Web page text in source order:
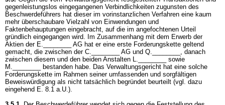
gegenleistungslos eingegangenen Verbindlichkeiten zugunsten des
Beschwerdeführers hat dieser im vorinstanzlichen Verfahren eine kaum
mehr überschaubare Vielzahl von Einwendungen und
Faktenbehauptungen eingebracht, auf die im angefochtenen Urteil
gründlich eingegangen wird. Im Zusammenhang mit dem Erwerb der
Aktien der E.________ AG hat er eine erste Forderungskette geltend
gemacht, die zwischen der C.________ AG und Q.________, danach
zwischen diesem und den beiden Anstalten L.________ sowie
M.________ bestanden habe. Das Verwaltungsgericht hat eine solche
Forderungskette im Rahmen seiner umfassenden und sorgfältigen
Beweiswürdigung als nicht tatsächlich begründet beurteilt (vgl. dazu
eingehend E. 8.1 a.U.).